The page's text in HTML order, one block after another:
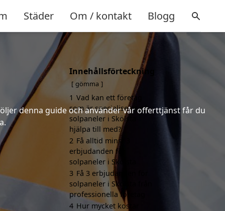
Städer Om / kontakt Blogg
denna guide och använder vår offerttjänst får du
Innehållsförteckning
gömma
1 Vad kan ett företag
som är specialiserat på
solpaneler i Skölsta
hjälpa till med?
2 Få alltid minst 3
erbjudanden för
solpaneler i Skölsta
3 Få 3 erbjudanden för
solpaneler i Skölsta från
professionella företag
4 Hur mycket kostar